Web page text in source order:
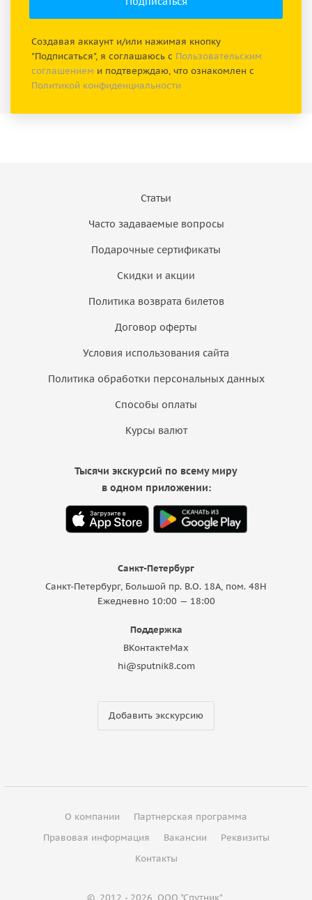
Создавая аккаунт и/или нажимая кнопку
"Подписаться", я соглашаюсь с Пользовательским
соглашением и подтверждаю, что ознакомлен с
Политикой конфиденциальности
Статьи
Часто задаваемые вопросы
Подарочные сертификаты
Скидки и акции
Политика возврата билетов
Договор оферты
Условия использования сайта
Политика обработки персональных данных
Способы оплаты
Курсы валют
Санкт-Петербург
Санкт-Петербург, Большой пр. В.О. 18A, пом. 48Н
Ежедневно 10:00 — 18:00
Поддержка
ВКонтактеMax
hi@sputnik8.com
Добавить экскурсию
Тысячи экскурсий по всему миру
в одном приложении:
О компании
Партнерская программа
Правовая информация
Вакансии
Реквизиты
Контакты
© 2012 - 2026 ООО "Спутник"